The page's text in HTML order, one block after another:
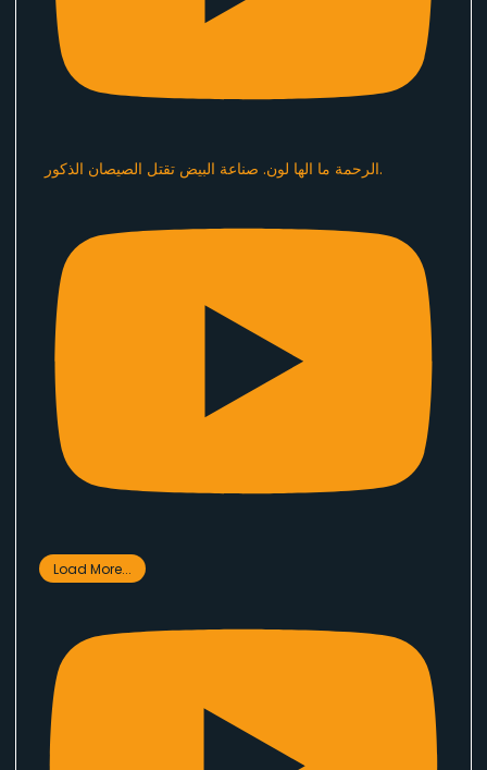
الرحمة ما الها لون. صناعة البيض تقتل الصيصان الذكور.
Load More...